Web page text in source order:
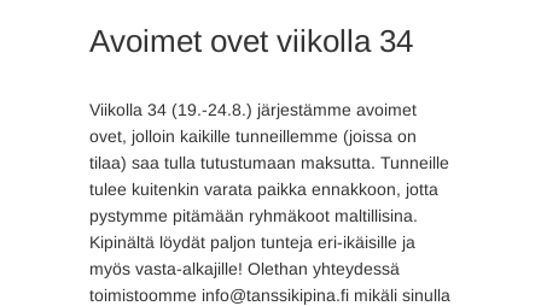
Avoimet ovet viikolla 34
Viikolla 34 (19.-24.8.) järjestämme avoimet
ovet, jolloin kaikille tunneillemme (joissa on
tilaa) saa tulla tutustumaan maksutta. Tunneille
tulee kuitenkin varata paikka ennakkoon, jotta
pystymme pitämään ryhmäkoot maltillisina.
Kipinältä löydät paljon tunteja eri-ikäisille ja
myös vasta-alkajille! Olethan yhteydessä
toimistoomme info@tanssikipina.fi mikäli sinulla